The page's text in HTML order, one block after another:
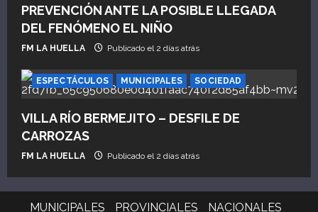
PREVENCIÓN ANTE LA POSIBLE LLEGADA
DEL FENÓMENO EL NIÑO
FM LA HUELLA Publicado el 2 días atrás
ESPECTÁCULOS MUNICIPALES SOCIEDAD
VILLA RÍO BERMEJITO – DESFILE DE
CARROZAS
FM LA HUELLA Publicado el 2 días atrás
MUNICIPALES PROVINCIALES NACIONALES